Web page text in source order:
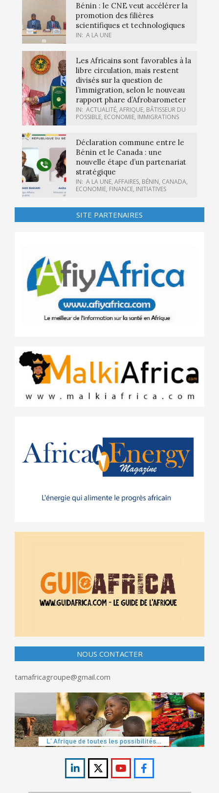
Bénin : le CNE veut accélérer la
promotion des filières
scientifiques et technologiques
IN: A LA UNE
Les Africains sont favorables à la
libre circulation, mais restent
divisés sur la question de
l’immigration, selon le nouveau
rapport phare d’Afrobarometer
IN: ACTUALITÉ, AFRIQUE, BÂTISSEUR DU
POSSIBLE, ECONOMIE, IMMIGRATIONS
Déclaration commune entre le
Bénin et le Canada : une
nouvelle étape d’un partenariat
stratégique
IN: A LA UNE, AFFAIRES, BÉNIN, CANADA,
ECONOMIE, FINANCE, INITIATIVES
SITE PARTENAIRES
NOUS CONTACTER
tamafricagroupe@gmail.com